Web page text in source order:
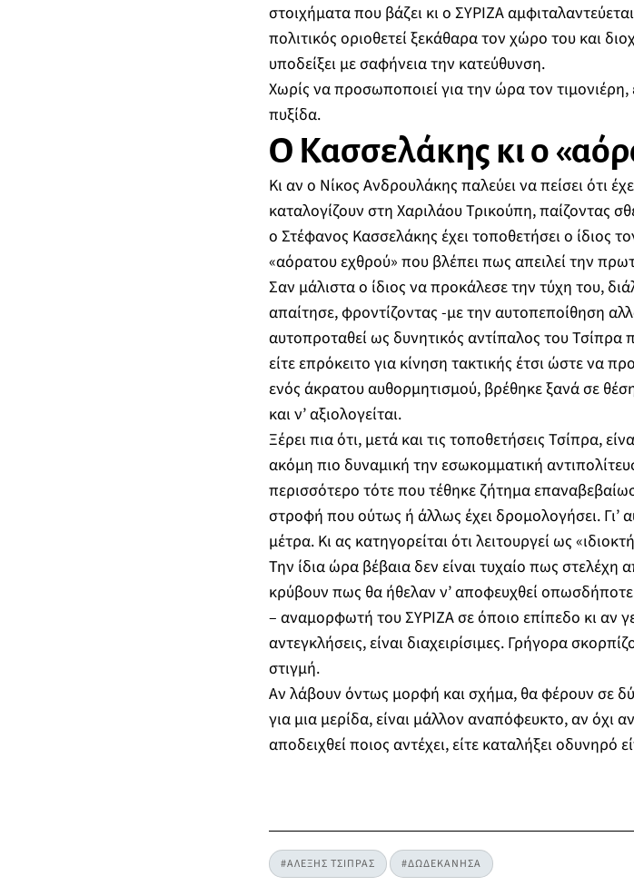
στοιχήματα που βάζει κι ο ΣΥΡΙΖΑ
πολιτικός οριοθετεί ξεκάθαρα τον χώρο του και
υποδείξει με σαφήνεια την κατεύθυνση.
Χωρίς να προσωποποιεί για την ώρα τον τιμονιέρη,
πυξίδα.
Ο Κασσελάκης κι ο
Κι αν ο Νίκος Ανδρουλάκης παλεύει να πείσει ότι
καταλογίζουν στη Χαριλάου Τρικούπη, παίζοντας
ο Στέφανος Κασσελάκης έχει τοποθετήσει ο ίδιος
«αόρατου εχθρού» που βλέπει πως απειλεί την
Σαν μάλιστα ο ίδιος να προκάλεσε την τύχη του,
απαίτησε, φροντίζοντας -με την αυτοπεποίθηση
αυτοπροταθεί ως δυνητικός αντίπαλος του Τσίπρα
είτε επρόκειτο για κίνηση τακτικής έτσι ώστε να
ενός άκρατου αυθορμητισμού, βρέθηκε ξανά σε
και ν’ αξιολογείται.
Ξέρει πια ότι, μετά και τις τοποθετήσεις Τσίπρα,
ακόμη πιο δυναμική την εσωκομματική
περισσότερο τότε που τέθηκε ζήτημα
στροφή που ούτως ή άλλως έχει δρομολογήσει. Γι’
μέτρα. Κι ας κατηγορείται ότι λειτουργεί ως
Την ίδια ώρα βέβαια δεν είναι τυχαίο πως
κρύβουν πως θα ήθελαν ν’ αποφευχθεί
– αναμορφωτή του ΣΥΡΙΖΑ σε όποιο επίπεδο κι αν
αντεγκλήσεις, είναι διαχειρίσιμες. Γρήγορα
στιγμή.
Αν λάβουν όντως μορφή και σχήμα, θα φέρουν σε
για μια μερίδα, είναι μάλλον αναπόφευκτο, αν όχι
αποδειχθεί ποιος αντέχει, είτε καταλήξει οδυνηρό
#ΑΛΕΞΗΣ ΤΣΙΠΡΑΣ #ΔΩΔΕΚΑΝΗΣΑ